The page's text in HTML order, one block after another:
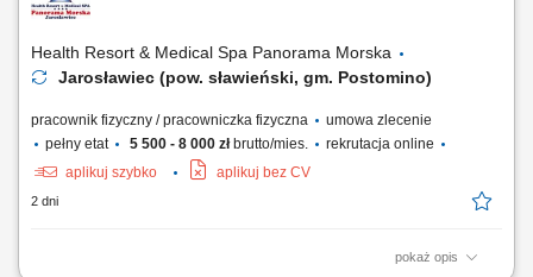
Health Resort & Medical Spa Panorama Morska
Jarosławiec (pow. sławieński, gm. Postomino)
pracownik fizyczny / pracowniczka fizyczna
umowa zlecenie
pełny etat
5 500 - 8 000 złbrutto/mies.
rekrutacja online
aplikuj szybko
aplikuj bez CV
2 dni
pokaż opis